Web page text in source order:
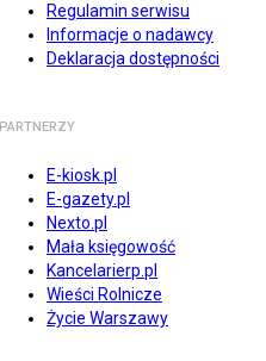
Regulamin serwisu
Informacje o nadawcy
Deklaracja dostępności
PARTNERZY
E-kiosk.pl
E-gazety.pl
Nexto.pl
Mała księgowość
Kancelarierp.pl
Wieści Rolnicze
Życie Warszawy